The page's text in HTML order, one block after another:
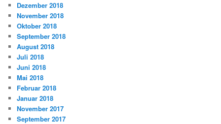
Dezember 2018
November 2018
Oktober 2018
September 2018
August 2018
Juli 2018
Juni 2018
Mai 2018
Februar 2018
Januar 2018
November 2017
September 2017